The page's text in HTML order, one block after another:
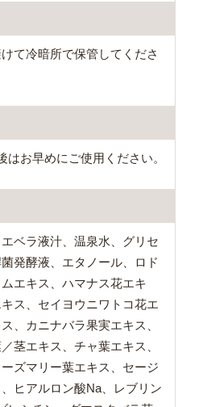
て冷暗所で保管してくださ
お早めにご使用ください。
ベラ液汁、温泉水、グリセ
発酵液、エタノール、ロド
エキス、ハマナス花エキ
ス、セイヨウニワトコ花エ
、カニナバラ果実エキス、
茎エキス、チャ葉エキス、
ズマリー葉エキス、セージ
ヒアルロン酸Na、レブリン